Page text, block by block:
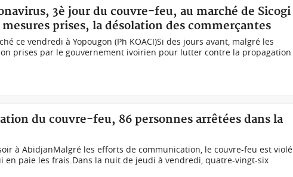
3è jour du couvre-feu, au marché de Sicogi
prises, la désolation des commerçantes
ce vendredi à Yopougon (Ph KOACI)Si des jours avant, malgré les
prises par le gouvernement ivoirien pour lutter contre la propagation
du couvre-feu, 86 personnes arrêtées dans la
à AbidjanMalgré les efforts de communication, le couvre-feu est violé
en paie les frais.Dans la nuit de jeudi à vendredi, quatre-vingt-six